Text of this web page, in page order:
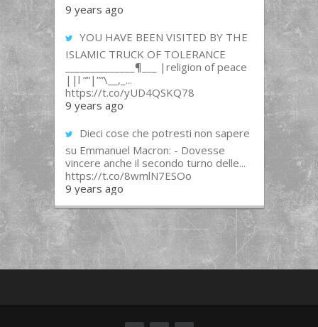
9 years ago
YOU HAVE BEEN VISITED BY THE
ISLAMIC TRUCK OF TOLERANCE
______________¶___ |religion of peace
||l “”|””\__,_...
https://t.co/yUD4QSKQ78
9 years ago
Dieci cose che potresti non sapere
su Emmanuel Macron: - Dovesse
vincere anche il secondo turno delle...
https://t.co/8wmlN7ESOo
9 years ago